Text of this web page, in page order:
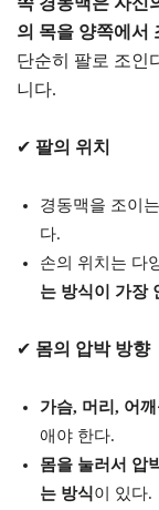
의 목을 양쪽에서
단순히 팔로 조인
니다.
✔ 팔의 위치
경동맥을 조이
다.
손의 위치는 다
는 방식이 가장
✔ 몸의 압박 방향
가슴, 머리, 어
애야 한다.
몸을 눌러서 압
는 방식이 있다.